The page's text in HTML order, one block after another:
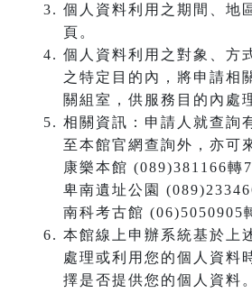
個人資料利用之期間、地
頁。
個人資料利用之對象、方
之特定目的內，將申請相
關組室，供服務目的內處
相關資訊：申請人就查詢
至本館官網查詢外，亦可
康樂本館 (089)381166轉
卑南遺址公園
南科考古館 (06)5050905
本館線上申辦系統基於上
處理或利用您的個人資料
擇是否提供您的個人資料